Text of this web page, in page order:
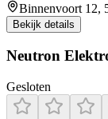
Binnenvoort 12,
Bekijk details
Neutron
Gesloten